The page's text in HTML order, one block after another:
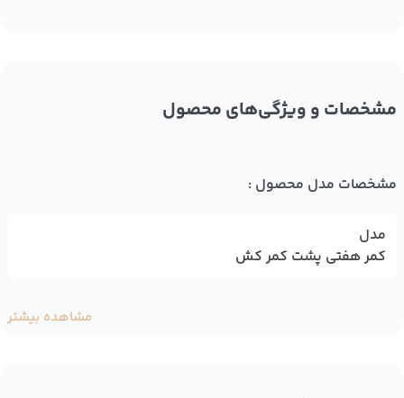
مشخصات و ویژگی‌های محصول
مشخصات مدل محصول :
مدل
کمر هفتی پشت کمر کش
مشاهده بیشتر